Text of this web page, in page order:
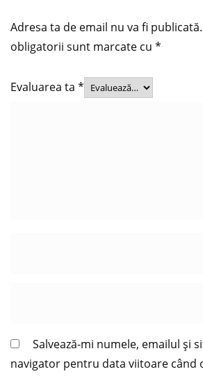
Adresa ta de email nu va fi publicată.
obligatorii sunt marcate cu *
Evaluarea ta *
Salvează-mi numele, emailul și
navigator pentru data viitoare când